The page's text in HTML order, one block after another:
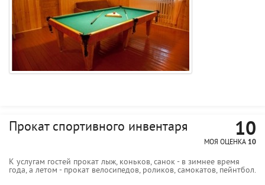
Прокат спортивного инвентаря 10
МОЯ ОЦЕНКА 10
К услугам гостей прокат лыж, коньков, санок - в зимнее время
года, а летом - прокат велосипедов, роликов, самокатов, пейнтбол.